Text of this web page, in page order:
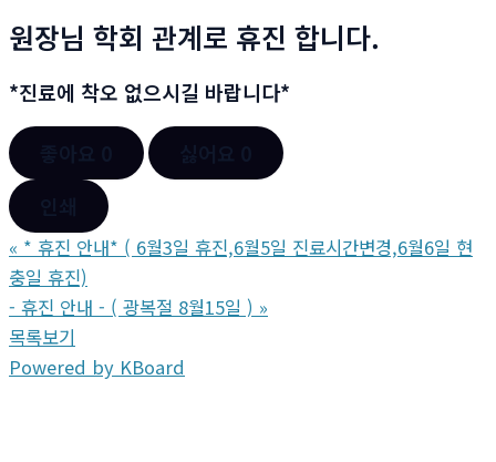
원장님 학회 관계로 휴진 합니다.
*진료에 착오 없으시길 바랍니다*
« * 휴진 안내* ( 6월3일 휴진,6월5일 진료시간변경,6월6일 현
충일 휴진)
- 휴진 안내 - ( 광복절 8월15일 ) »
목록보기
Powered by KBoard